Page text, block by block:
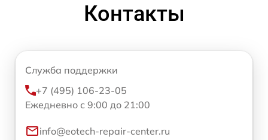
Контакты
Служба поддержки
+7 (495) 106-23-05
Ежедневно с 9:00 до 21:00
info@eotech-repair-center.ru